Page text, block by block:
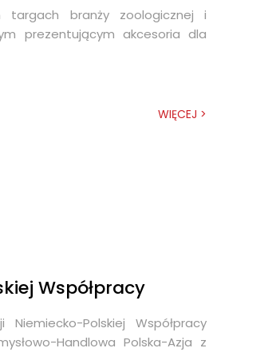
targach branży zoologicznej i
prezentującym akcesoria dla
WIĘCEJ >
Współpracy
Polskiej Współpracy
Handlowa Polska-Azja z